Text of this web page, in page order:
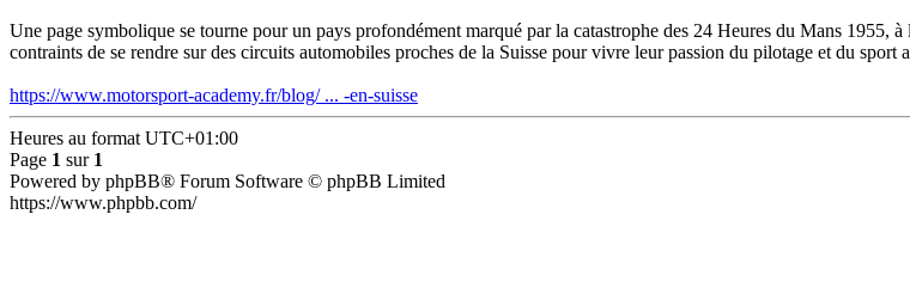
Une page symbolique se tourne pour un pays profondément marqué par la catastrophe des 24 Heures du Mans 1955,
contraints de se rendre sur des circuits automobiles proches de la Suisse pour vivre leur passion du pilotage et du sport
https://www.motorsport-academy.fr/blog/ ... -en-suisse
Heures au format UTC+01:00
Page 1 sur 1
Powered by phpBB® Forum Software © phpBB Limited
https://www.phpbb.com/